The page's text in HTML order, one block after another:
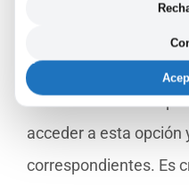
esto de manera
encontrado útil este
compatibles. Verifica
de tu robot Mambo
acceder a esta opción
correspondientes. Es